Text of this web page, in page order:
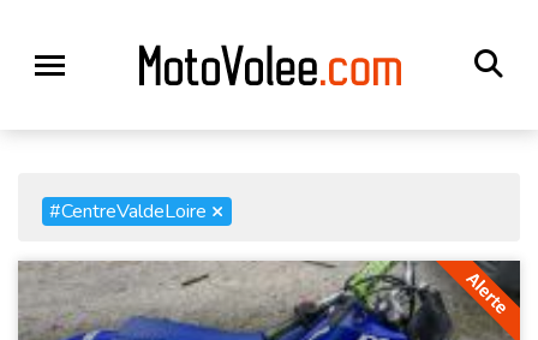
#CentreValdeLoire ×